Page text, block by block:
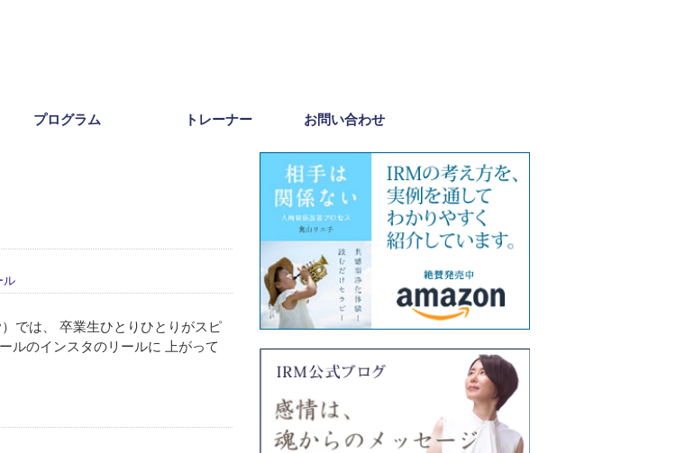
プログラム トレーナー お問い合わせ
ル
では、 卒業生ひとりひとりがスピ
ルのインスタのリールに 上がって